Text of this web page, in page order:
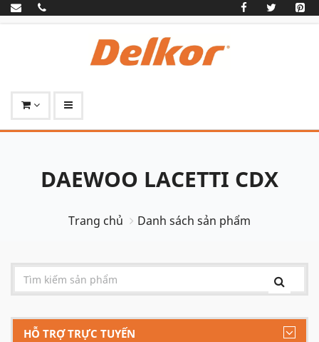
DAEWOO LACETTI CDX
Trang chủ Danh sách sản phẩm
HỖ TRỢ TRỰC TUYẾN